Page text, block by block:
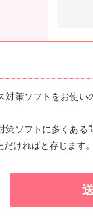
対策ソフトをお使
策ソフトに多くあ
ければと存じます。